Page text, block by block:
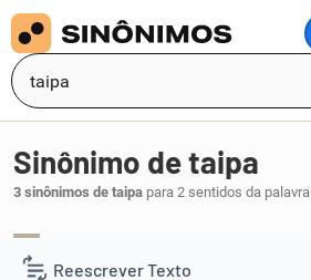
Reescrever Texto
Sinônimo de taipa
3 sinônimos de taipa para 2 sentidos da palavra